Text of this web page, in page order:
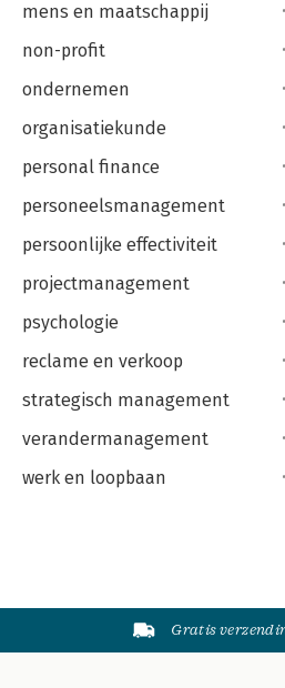
mens en maatschappij
non-profit
ondernemen
organisatiekunde
personal finance
personeelsmanagement
persoonlijke effectiviteit
projectmanagement
psychologie
reclame en verkoop
strategisch management
verandermanagement
werk en loopbaan
Gratis